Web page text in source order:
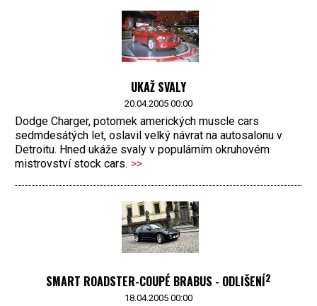
UKAŽ SVALY
20.04.2005 00:00
Dodge Charger, potomek amerických muscle cars
sedmdesátých let, oslavil velký návrat na autosalonu v
Detroitu. Hned ukáže svaly v populárním okruhovém
mistrovství stock cars. >>
SMART ROADSTER-COUPÉ BRABUS - ODLIŠENÍ2
18.04.2005 00:00